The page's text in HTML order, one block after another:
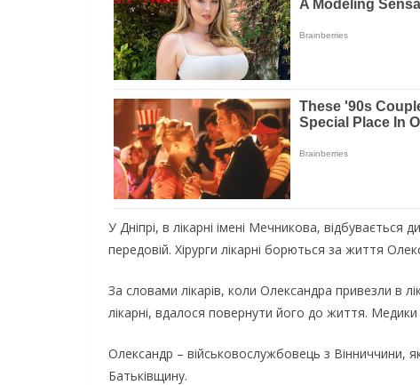
У Дніпрі, в лікарні імені Мечникова,
передовій. Хірурги лікарні борються за життя
За словами лікарів, коли Олександра привезли в
лікарні, вдалося повернути його до життя.
Олександр – військовослужбовець з Вінниччини,
Батьківщину.